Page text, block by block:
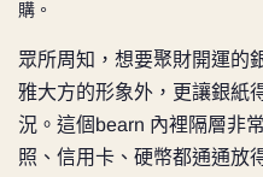
購。
眾所周知，想要聚財開運的
雅大方的形象外，更讓銀紙
況。這個bearn 內裡隔層非
照、信用卡、硬幣都通通放